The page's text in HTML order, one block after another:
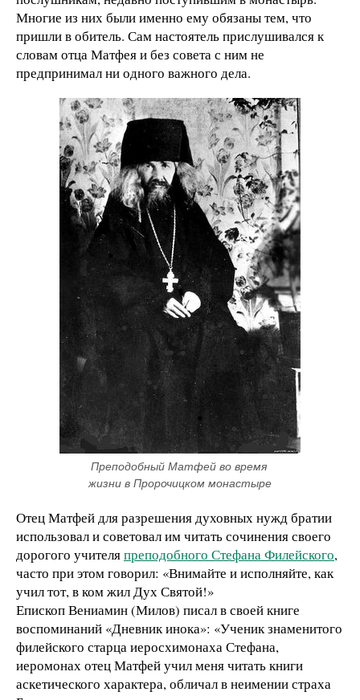
Многие из них были именно ему обязаны тем, что
пришли в обитель. Сам настоятель прислушивался к
словам отца Матфея и без совета с ним не
предпринимал ни одного важного дела.
Преподобный Матфей во время
жизни в Пророчицком монастыре
Отец Матфей для разрешения духовных нужд братии
использовал и советовал им читать сочинения своего
дорогого учителяпреподобного Стефана Филейского,
часто при этом говорил: «Внимайте и исполняйте, как
учил тот, в ком жил Дух Святой!»
Епископ Вениамин (Милов) писал в своей книге
воспоминаний «Дневник инока»: «Ученик знаменитого
филейского старца иеросхимонаха Стефана,
иеромонах отец Матфей учил меня читать книги
аскетического характера, обличал в неимении страха